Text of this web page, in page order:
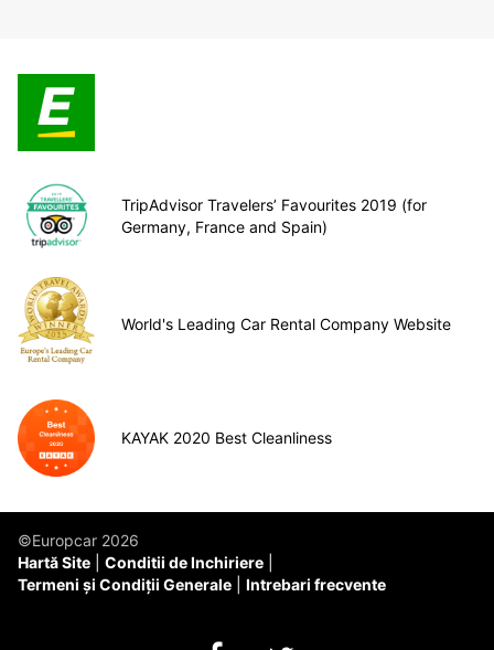
TripAdvisor Travelers’ Favourites 2019 (for
Germany, France and Spain)
World's Leading Car Rental Company Website
KAYAK 2020 Best Cleanliness
©Europcar 2026
Hartă Site
Conditii de Inchiriere
Termeni și Condiții Generale
Intrebari frecvente